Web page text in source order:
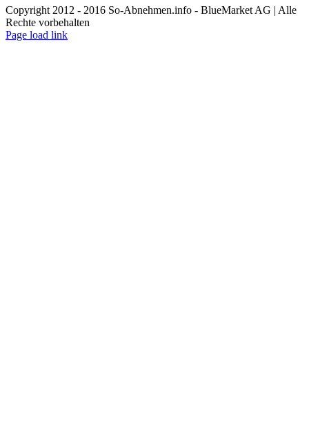
Copyright 2012 - 2016 So-Abnehmen.info - BlueMarket AG | Alle
Rechte vorbehalten
YouTube
Facebook
Pinterest
Instagram
X
Toggle
Page load link